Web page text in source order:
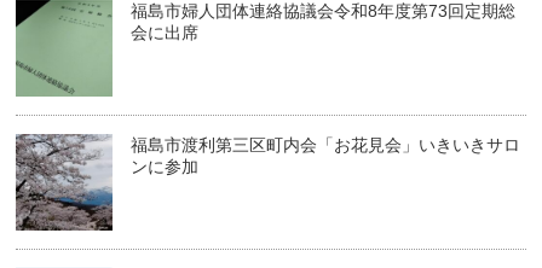
福島市婦人団体連絡協議会令和8年度第73回定期総
会に出席
福島市渡利第三区町内会「お花見会」いきいきサロ
ンに参加